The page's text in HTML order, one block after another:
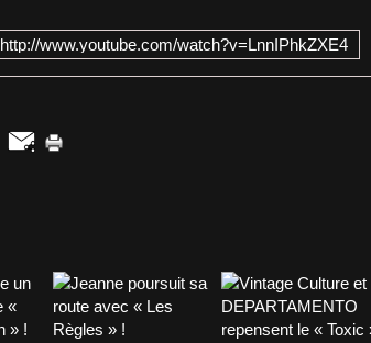
http://www.youtube.com/watch?v=LnnIPhkZXE4